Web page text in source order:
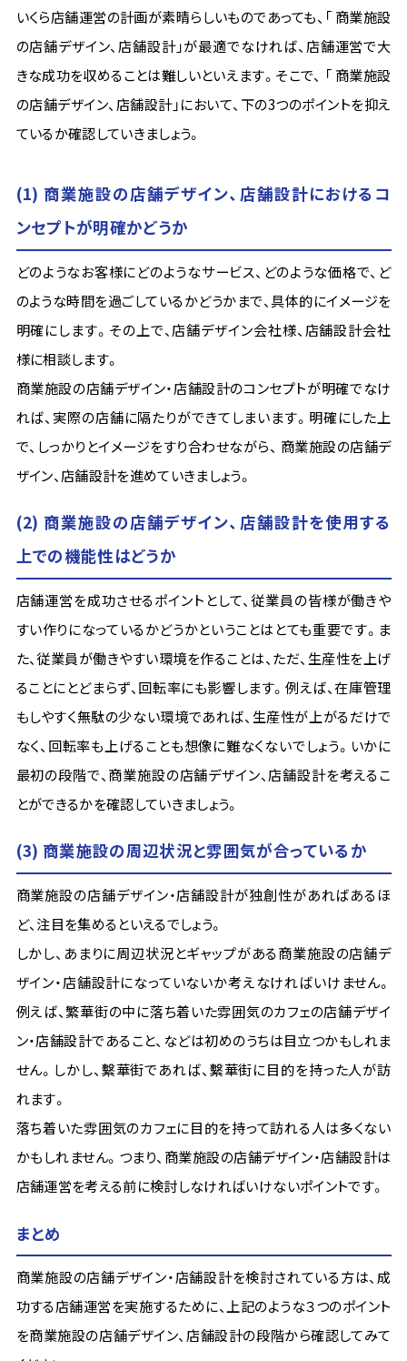
いくら店舗運営の計画が素晴らしいものであっても、「 商業施設
の店舗デザイン、店舗設計」が最適でなければ、店舗運営で大
きな成功を収めることは難しいといえます。そこで、 「 商業施設
の店舗デザイン、店舗設計」において、下の3つのポイントを抑え
ているか確認していきましょう。
(1) 商業施設の店舗デザイン、店舗設計におけるコ
ンセプトが明確かどうか
どのようなお客様にどのようなサービス、どのような価格で、ど
のような時間を過ごしているかどうかまで、具体的にイメージを
明確にします。その上で、店舗デザイン会社様、店舗設計会社
様に相談します。
商業施設の店舗デザイン・店舗設計のコンセプトが明確でなけ
れば、実際の店舗に隔たりができてしまいます。明確にした上
で、しっかりとイメージをすり合わせながら、 商業施設の店舗デ
ザイン、店舗設計を進めていきましょう。
(2) 商業施設の店舗デザイン、店舗設計を使用する
上での機能性はどうか
店舗運営を成功させるポイントとして、従業員の皆様が働きや
すい作りになっているかどうかということはとても重要です。ま
た、従業員が働きやすい環境を作ることは、ただ、生産性を上げ
ることにとどまらず、回転率にも影響します。例えば、在庫管理
もしやすく無駄の少ない環境であれば、生産性が上がるだけで
なく、回転率も上げることも想像に難なくないでしょう。いかに
最初の段階で、商業施設の店舗デザイン、店舗設計を考えるこ
とができるかを確認していきましょう。
(3) 商業施設の周辺状況と雰囲気が合っているか
商業施設の店舗デザイン・店舗設計が独創性があればあるほ
ど、注目を集めるといえるでしょう。
しかし、あまりに周辺状況とギャップがある商業施設の店舗デ
ザイン・店舗設計になっていないか考えなければいけません。
例えば、繁華街の中に落ち着いた雰囲気のカフェの店舗デザイ
ン・店舗設計であること、などは初めのうちは目立つかもしれま
せん。しかし、繫華街であれば、繫華街に目的を持った人が訪
れます。
落ち着いた雰囲気のカフェに目的を持って訪れる人は多くない
かもしれません。つまり、商業施設の店舗デザイン・店舗設計は
店舗運営を考える前に検討しなければいけないポイントです。
まとめ
商業施設の店舗デザイン・店舗設計を検討されている方は、成
功する店舗運営を実施するために、上記のような３つのポイント
を商業施設の店舗デザイン、店舗設計の段階から確認してみて